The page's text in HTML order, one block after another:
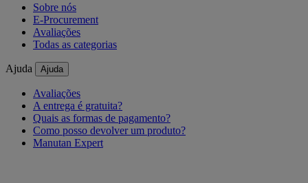
Sobre nós
E-Procurement
Avaliações
Todas as categorias
Ajuda Ajuda
Avaliações
A entrega é gratuita?
Quais as formas de pagamento?
Como posso devolver um produto?
Manutan Expert